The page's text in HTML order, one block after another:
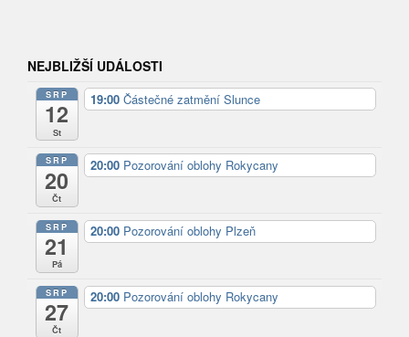
NEJBLIŽŠÍ UDÁLOSTI
SRP
12
St
19:00 Částečné zatmění Slunce
SRP
20
Čt
20:00 Pozorování oblohy Rokycany
SRP
21
Pá
20:00 Pozorování oblohy Plzeň
SRP
27
Čt
20:00 Pozorování oblohy Rokycany